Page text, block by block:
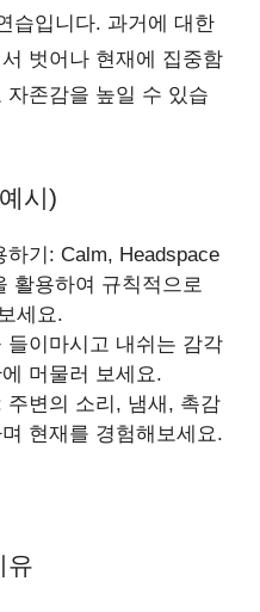
습입니다. 과거에 대한
벗어나 현재에 집중함
자존감을 높일 수 있습
시)
기: Calm, Headspace
활용하여 규칙적으로
세요.
들이마시고 내쉬는 감각
머물러 보세요.
주변의 소리, 냄새, 촉감
현재를 경험해보세요.
유